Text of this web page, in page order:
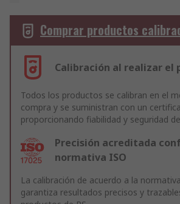
Comprar productos
Calibración al realizar el
Todos los productos se calibran en el
compra y se suministran con un
proporcionando fiabilidad y seguridad
Precisión acreditada
normativa ISO
La calibración de acuerdo a la
garantiza resultados precisos y